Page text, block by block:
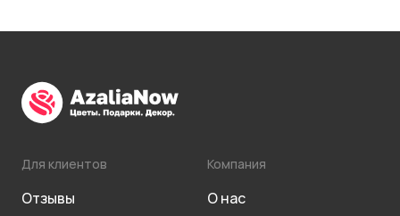
Для клиентов
Отзывы
Компания
О нас